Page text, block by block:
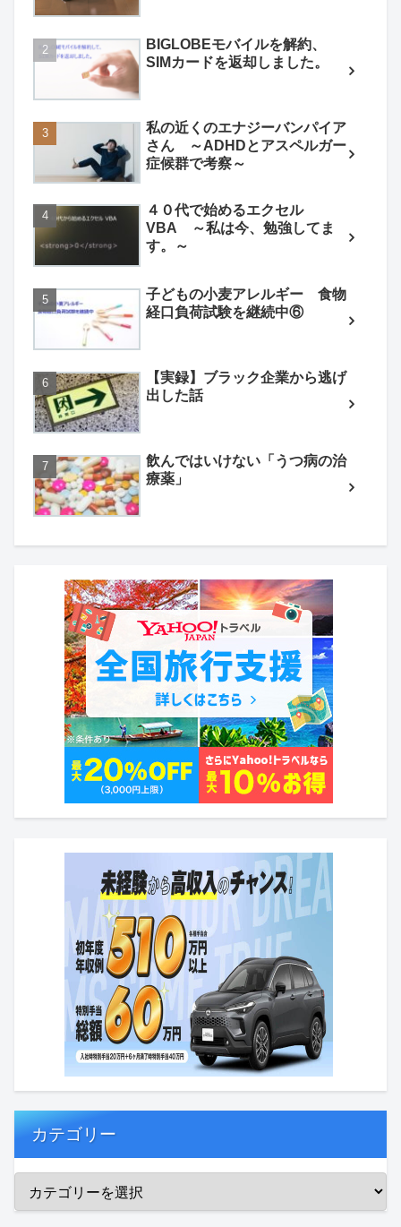
BIGLOBEモバイルを解約、
SIMカードを返却しました。
私の近くのエナジーバンパイア
さん ～ADHDとアスペルガー
症候群で考察～
４０代で始めるエクセル
VBA ～私は今、勉強してま
す。～
子どもの小麦アレルギー 食物
経口負荷試験を継続中⑥
【実録】ブラック企業から逃げ
出した話
飲んではいけない「うつ病の治
療薬」
カテゴリー